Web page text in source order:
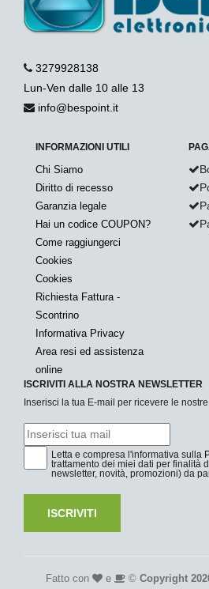
3279928138
Lun-Ven dalle 10 alle 13
info@bespoint.it
INFORMAZIONI UTILI
Chi Siamo
Diritto di recesso
Garanzia legale
Hai un codice COUPON?
Come raggiungerci
Cookies
Cookies
Richiesta Fattura -
Scontrino
Informativa Privacy
Area resi ed assistenza
online
ISCRIVITI ALLA NOSTRA NEWSLETTER
Inserisci la tua E-mail per ricevere le
Letta e compresa l'informativa sulla
trattamento dei miei dati per finalità
newsletter, novità, promozioni) da
ISCRIVITI
Fatto con e © Copyright